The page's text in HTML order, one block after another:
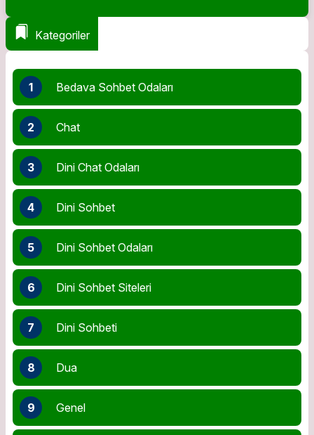
Kategoriler
1 Bedava Sohbet Odaları
2 Chat
3 Dini Chat Odaları
4 Dini Sohbet
5 Dini Sohbet Odaları
6 Dini Sohbet Siteleri
7 Dini Sohbeti
8 Dua
9 Genel